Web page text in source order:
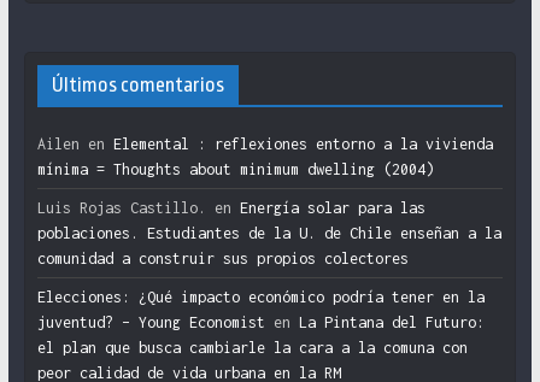
Últimos comentarios
Ailen en Elemental : reflexiones entorno a la vivienda
mínima = Thoughts about minimum dwelling (2004)
Luis Rojas Castillo. en Energía solar para las
poblaciones. Estudiantes de la U. de Chile enseñan a la
comunidad a construir sus propios colectores
Elecciones: ¿Qué impacto económico podría tener en la
juventud? – Young Economist en La Pintana del Futuro:
el plan que busca cambiarle la cara a la comuna con
peor calidad de vida urbana en la RM